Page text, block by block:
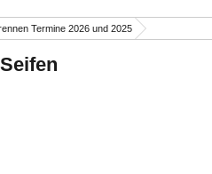
Termine 2026 und 2025